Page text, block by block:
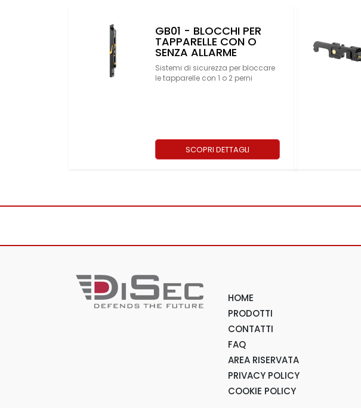
GB01 - BLOCCHI PER
TAPPARELLE CON O
SENZA ALLARME
Sistemi di sicurezza per bloccare
le tapparelle con 1 o 2 perni
SCOPRI DETTAGLI
HOME
PRODOTTI
CONTATTI
FAQ
AREA RISERVATA
PRIVACY POLICY
COOKIE POLICY